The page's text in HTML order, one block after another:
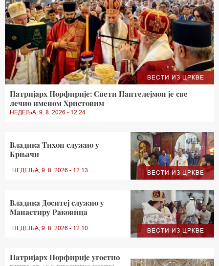
ВЕСТИ ИЗ ЦРКВЕ
Патријарх Порфирије: Свети Пантелејмон је све
лечио именом Христовим
НЕДЕЉА, 9. 8. 2026 - 12:24
ВЕСТИ ИЗ ЦРКВЕ
Владика Тихон служио у
Крњачи
НЕДЕЉА, 9. 8. 2026 - 12:13
ВЕСТИ ИЗ ЦРКВЕ
Владика Доситеј служио у
Манастиру Раковица
НЕДЕЉА, 9. 8. 2026 - 12:10
Патријарх Порфирије угостио